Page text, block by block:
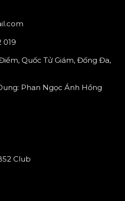
019
Quốc Tử Giám, Đống Đa,
Phan Ngọc Ánh Hồng
Club